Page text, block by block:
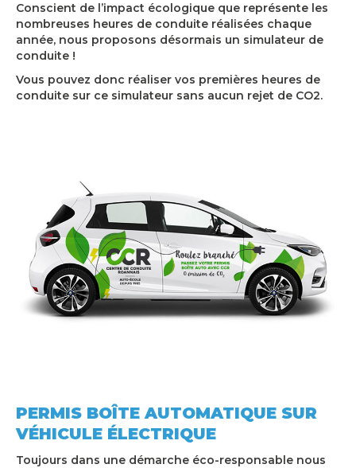
Conscient de l’impact écologique que représente les
nombreuses heures de conduite réalisées chaque
année, nous proposons désormais un simulateur de
conduite !
Vous pouvez donc réaliser vos premières heures de
conduite sur ce simulateur sans aucun rejet de CO2.
PERMIS BOÎTE AUTOMATIQUE SUR
VÉHICULE ÉLECTRIQUE
Toujours dans une démarche éco-responsable nous